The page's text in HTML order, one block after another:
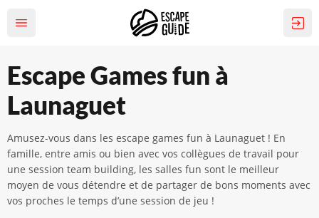
Escape Games fun à
Launaguet
Amusez-vous dans les escape games fun à Launaguet ! En
famille, entre amis ou bien avec vos collègues de travail pour
une session team building, les salles fun sont le meilleur
moyen de vous détendre et de partager de bons moments avec
vos proches le temps d’une session de jeu !